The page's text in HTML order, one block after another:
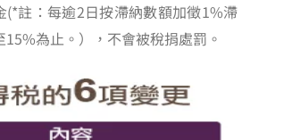
註：每逾2日按滯納數額加徵1%滯
為止。），不會被稅捐處罰。